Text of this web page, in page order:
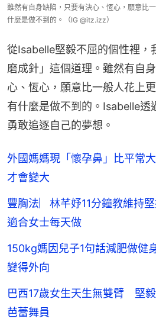
雖然有自身缺陷，只要有決心、恆心，願意比
什麼是做不到的。（IG @itz.izz）
從Isabelle堅毅不屈的個性裡，
磨成針」這個道理。雖然有自
心、恆心，願意比一般人花上
有什麼是做不到的。Isabelle透
勇敢追逐自己的夢想。
外國媽媽現「懷孕鼻」比平常
才會變大
豐胸法︳林芊妤11分鐘教維持
適合女士每天做
150kg媽因兒子1句話減肥做
變得外向
巴西17歲女生天生無雙臂 堅
芭蕾舞員